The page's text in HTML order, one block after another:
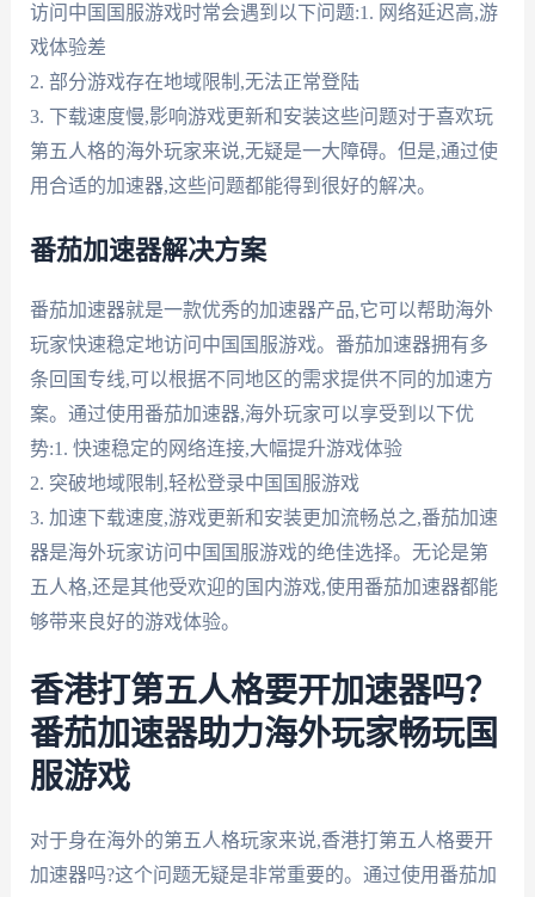
访问中国国服游戏时常会遇到以下问题:1. 网络延迟高,游
戏体验差
2. 部分游戏存在地域限制,无法正常登陆
3. 下载速度慢,影响游戏更新和安装这些问题对于喜欢玩
第五人格的海外玩家来说,无疑是一大障碍。但是,通过使
用合适的加速器,这些问题都能得到很好的解决。
番茄加速器解决方案
番茄加速器就是一款优秀的加速器产品,它可以帮助海外
玩家快速稳定地访问中国国服游戏。番茄加速器拥有多
条回国专线,可以根据不同地区的需求提供不同的加速方
案。通过使用番茄加速器,海外玩家可以享受到以下优
势:1. 快速稳定的网络连接,大幅提升游戏体验
2. 突破地域限制,轻松登录中国国服游戏
3. 加速下载速度,游戏更新和安装更加流畅总之,番茄加速
器是海外玩家访问中国国服游戏的绝佳选择。无论是第
五人格,还是其他受欢迎的国内游戏,使用番茄加速器都能
够带来良好的游戏体验。
香港打第五人格要开加速器吗？
番茄加速器助力海外玩家畅玩国
服游戏
对于身在海外的第五人格玩家来说,香港打第五人格要开
加速器吗?这个问题无疑是非常重要的。通过使用番茄加